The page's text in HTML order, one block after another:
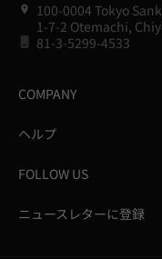
100-0004 Tokyo
1-7-2 Otemachi,
81-3-5299-4533
COMPANY
ヘルプ
FOLLOW US
ニュースレターに登録